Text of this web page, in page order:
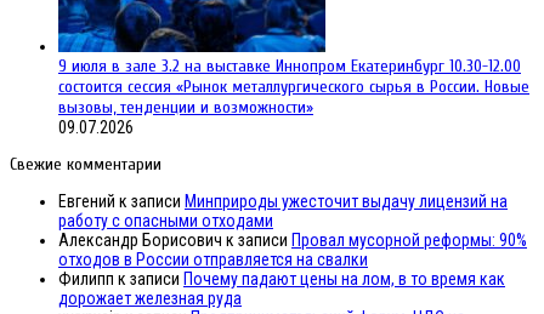
9 июля в зале 3.2 на выставке Иннопром Екатеринбург 10.30-12.00
состоится сессия «Рынок металлургического сырья в России. Новые
вызовы, тенденции и возможности»
09.07.2026
Свежие комментарии
Евгений к записи Минприроды ужесточит выдачу лицензий на
работу с опасными отходами
Александр Борисович к записи Провал мусорной реформы: 90%
отходов в России отправляется на свалки
Филипп к записи Почему падают цены на лом, в то время как
дорожает железная руда